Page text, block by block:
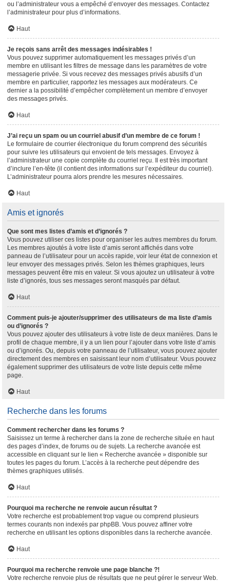
ou l’administrateur vous a empêché d’envoyer des messages. Contactez
l’administrateur pour plus d’informations.
Haut
Je reçois sans arrêt des messages indésirables !
Vous pouvez supprimer automatiquement les messages privés d’un
membre en utilisant les filtres de message dans les paramètres de votre
messagerie privée. Si vous recevez des messages privés abusifs d’un
membre en particulier, rapportez les messages aux modérateurs. Ce
dernier a la possibilité d’empêcher complètement un membre d’envoyer
des messages privés.
Haut
J’ai reçu un spam ou un courriel abusif d’un membre de ce forum !
Le formulaire de courrier électronique du forum comprend des sécurités
pour suivre les utilisateurs qui envoient de tels messages. Envoyez à
l’administrateur une copie complète du courriel reçu. Il est très important
d’inclure l’en-tête (il contient des informations sur l’expéditeur du courriel).
L’administrateur pourra alors prendre les mesures nécessaires.
Haut
Amis et ignorés
Que sont mes listes d’amis et d’ignorés ?
Vous pouvez utiliser ces listes pour organiser les autres membres du forum.
Les membres ajoutés à votre liste d’amis seront affichés dans votre
panneau de l’utilisateur pour un accès rapide, voir leur état de connexion et
leur envoyer des messages privés. Selon les thèmes graphiques, leurs
messages peuvent être mis en valeur. Si vous ajoutez un utilisateur à votre
liste d’ignorés, tous ses messages seront masqués par défaut.
Haut
Comment puis-je ajouter/supprimer des utilisateurs de ma liste d’amis
ou d’ignorés ?
Vous pouvez ajouter des utilisateurs à votre liste de deux manières. Dans le
profil de chaque membre, il y a un lien pour l’ajouter dans votre liste d’amis
ou d’ignorés. Ou, depuis votre panneau de l’utilisateur, vous pouvez ajouter
directement des membres en saisissant leur nom d’utilisateur. Vous pouvez
également supprimer des utilisateurs de votre liste depuis cette même
page.
Haut
Recherche dans les forums
Comment rechercher dans les forums ?
Saisissez un terme à rechercher dans la zone de recherche située en haut
des pages d’index, de forums ou de sujets. La recherche avancée est
accessible en cliquant sur le lien « Recherche avancée » disponible sur
toutes les pages du forum. L’accès à la recherche peut dépendre des
thèmes graphiques utilisés.
Haut
Pourquoi ma recherche ne renvoie aucun résultat ?
Votre recherche est probablement trop vague ou comprend plusieurs
termes courants non indexés par phpBB. Vous pouvez affiner votre
recherche en utilisant les options disponibles dans la recherche avancée.
Haut
Pourquoi ma recherche renvoie une page blanche ?!
Votre recherche renvoie plus de résultats que ne peut gérer le serveur Web.